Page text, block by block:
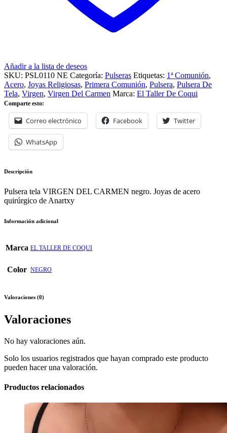
Añadir a la lista de deseos
SKU: PSL0110 NE Categoría: Pulseras Etiquetas: 1ª Comunión,
Acero, Joyas Religiosas, Primera Comunión, Pulsera, Pulsera De
Tela, Virgen, Virgen Del Carmen Marca: El Taller De Coqui
Comparte esto:
Correo electrónico Facebook Twitter
WhatsApp
Descripción
Pulsera tela VIRGEN DEL CARMEN negro. Joyas de acero
quirúrgico de Anartxy
Información adicional
Marca EL TALLER DE COQUI
Color NEGRO
Valoraciones (0)
Valoraciones
No hay valoraciones aún.
Solo los usuarios registrados que hayan comprado este producto
pueden hacer una valoración.
Productos relacionados